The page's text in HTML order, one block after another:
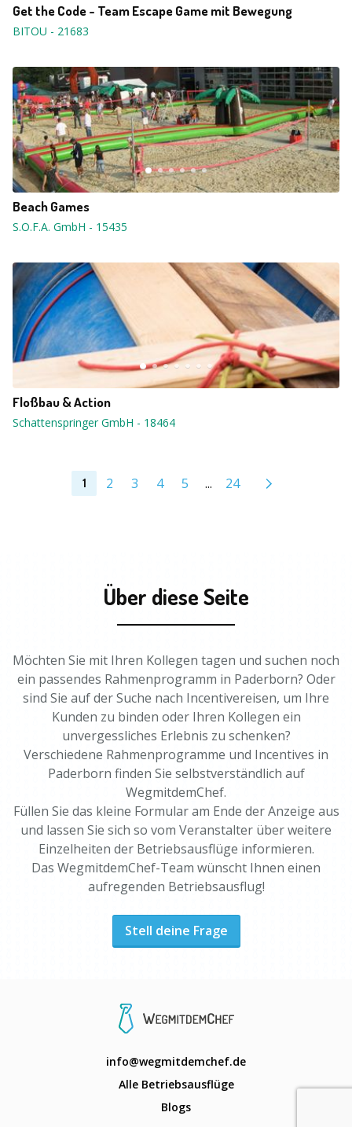
Get the Code - Team Escape Game mit Bewegung
BITOU - 21683
Beach Games
S.O.F.A. GmbH - 15435
Floßbau & Action
Schattenspringer GmbH - 18464
1 2 3 4 5 ... 24
Über diese Seite
Möchten Sie mit Ihren Kollegen tagen und suchen noch
ein passendes Rahmenprogramm in Paderborn? Oder
sind Sie auf der Suche nach Incentivereisen, um Ihre
Kunden zu binden oder Ihren Kollegen ein
unvergessliches Erlebnis zu schenken?
Verschiedene Rahmenprogramme und Incentives in
Paderborn finden Sie selbstverständlich auf
WegmitdemChef.
Füllen Sie das kleine Formular am Ende der Anzeige aus
und lassen Sie sich so vom Veranstalter über weitere
Einzelheiten der Betriebsausflüge informieren.
Das WegmitdemChef-Team wünscht Ihnen einen
aufregenden Betriebsausflug!
Stell deine Frage
info@wegmitdemchef.de
Alle Betriebsausflüge
Blogs